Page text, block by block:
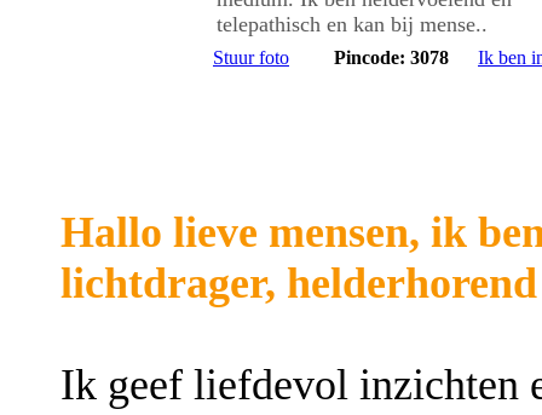
telepathisch en kan bij mense..
Stuur foto Pincode: 3078 Ik ben
Hallo lieve mensen, ik
lichtdrager,
Ik geef liefdevol inzichten